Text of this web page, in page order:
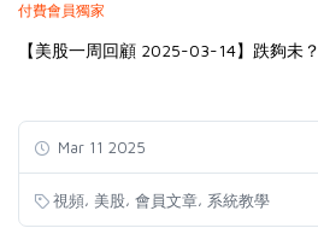
付費會員獨家
【美股一周回顧 2025-03-14】跌夠未？
Mar 11 2025
視頻, 美股, 會員文章, 系統教學